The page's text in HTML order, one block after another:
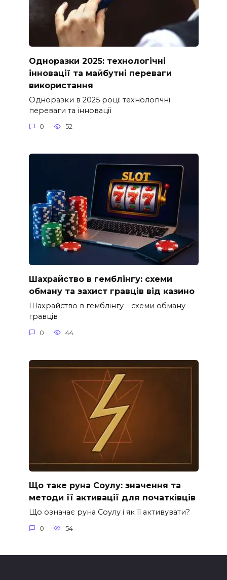
Одноразки 2025: технологічні
інновації та майбутні переваги
використання
Одноразки в 2025 році: технологічні
переваги та інновації
0 52
Шахрайство в гемблінгу: схеми
обману та захист гравців від казино
Шахрайство в гемблінгу – схеми обману
гравців
0 44
Що таке руна Соулу: значення та
методи її активації для початківців
Що означає руна Соулу і як її активувати?
0 54